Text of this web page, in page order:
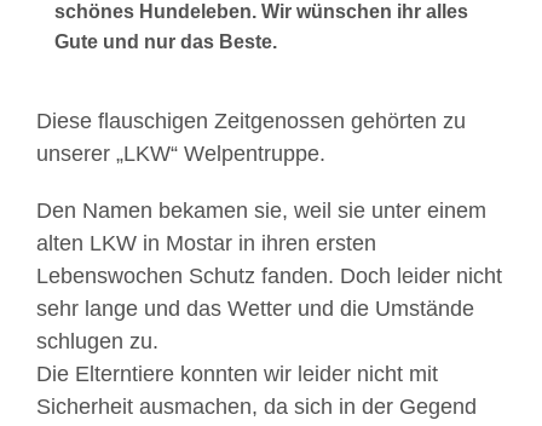
schönes Hundeleben. Wir wünschen ihr alles
Gute und nur das Beste.
Diese flauschigen Zeitgenossen gehörten zu
unserer „LKW“ Welpentruppe.
Den Namen bekamen sie, weil sie unter einem
alten LKW in Mostar in ihren ersten
Lebenswochen Schutz fanden. Doch leider nicht
sehr lange und das Wetter und die Umstände
schlugen zu.
Die Elterntiere konnten wir leider nicht mit
Sicherheit ausmachen, da sich in der Gegend